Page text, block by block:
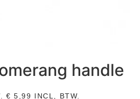
handle
€ 5,99 INCL, BTW.